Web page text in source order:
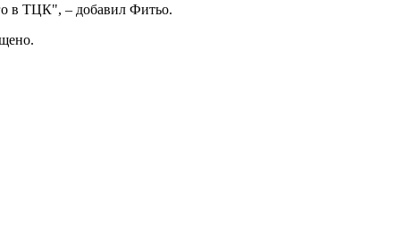
в ТЦК", – добавил Фитьо.